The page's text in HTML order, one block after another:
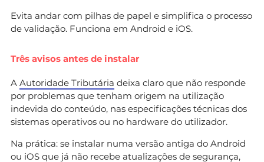
Evita andar com pilhas de papel e simplifica o processo
de validação. Funciona em Android e iOS.
Três avisos antes de instalar
A Autoridade Tributária deixa claro que não responde
por problemas que tenham origem na utilização
indevida do conteúdo, nas especificações técnicas dos
sistemas operativos ou no hardware do utilizador.
Na prática: se instalar numa versão antiga do Android
ou iOS que já não recebe atualizações de segurança,